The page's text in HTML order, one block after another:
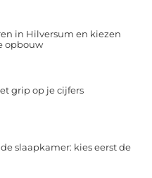
in Hilversum en kiezen
opbouw
grip op je cijfers
slaapkamer: kies eerst de